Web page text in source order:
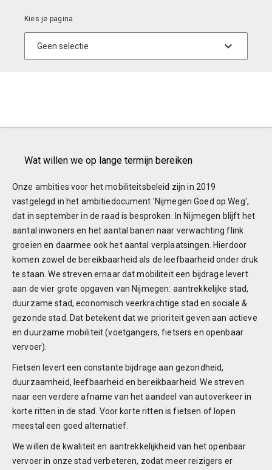
Wat willen we op lange termijn bereiken
Onze ambities voor het mobiliteitsbeleid zijn in 2019
vastgelegd in het ambitiedocument 'Nijmegen Goed op Weg',
dat in september in de raad is besproken. In Nijmegen blijft het
aantal inwoners en het aantal banen naar verwachting flink
groeien en daarmee ook het aantal verplaatsingen. Hierdoor
komen zowel de bereikbaarheid als de leefbaarheid onder druk
te staan. We streven ernaar dat mobiliteit een bijdrage levert
aan de vier grote opgaven van Nijmegen: aantrekkelijke stad,
duurzame stad, economisch veerkrachtige stad en sociale &
gezonde stad. Dat betekent dat we prioriteit geven aan actieve
en duurzame mobiliteit (voetgangers, fietsers en openbaar
vervoer).
Fietsen levert een constante bijdrage aan gezondheid,
duurzaamheid, leefbaarheid en bereikbaarheid. We streven
naar een verdere afname van het aandeel van autoverkeer in
korte ritten in de stad. Voor korte ritten is fietsen of lopen
meestal een goed alternatief.
We willen de kwaliteit en aantrekkelijkheid van het openbaar
vervoer in onze stad verbeteren, zodat meer reizigers er